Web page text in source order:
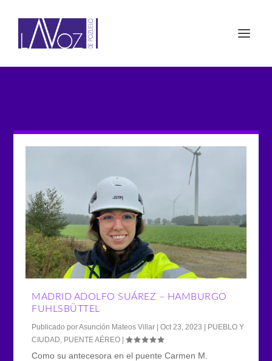
MADRID ADOLFO SUÁREZ – HAMBURGO
FUHLSBÜTTEL
Publicado porAsunción Mateos Villar |Oct 23, 2023 | PUEBLO Y
CIUDAD PUENTE AÉREO |
Como su antecesora en el puente Carmen M.